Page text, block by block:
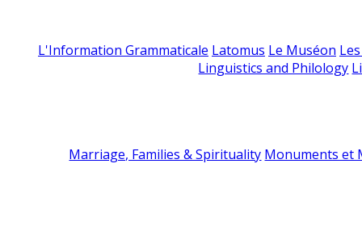
L'Information Grammaticale Latomus Le Muséon
Linguistics and Philology
Marriage, Families & Spirituality Monuments et